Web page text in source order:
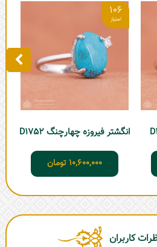
106
انگشتر فیروزه چهارچنگ D1752
10,600,000 تومان
کاربران